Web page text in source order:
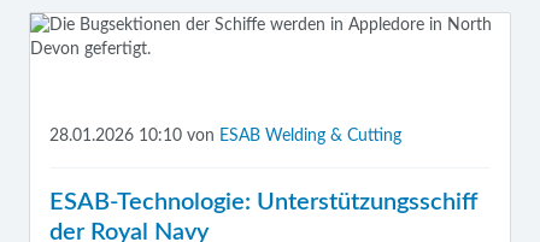
28.01.2026 10:10 von ESAB Welding & Cutting
ESAB-Technologie: Unterstützungsschiff
der Royal Navy